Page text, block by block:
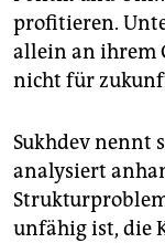
profitieren.
allein an ihrem
nicht für
Sukhdev nennt
analysiert
unfähig ist, die